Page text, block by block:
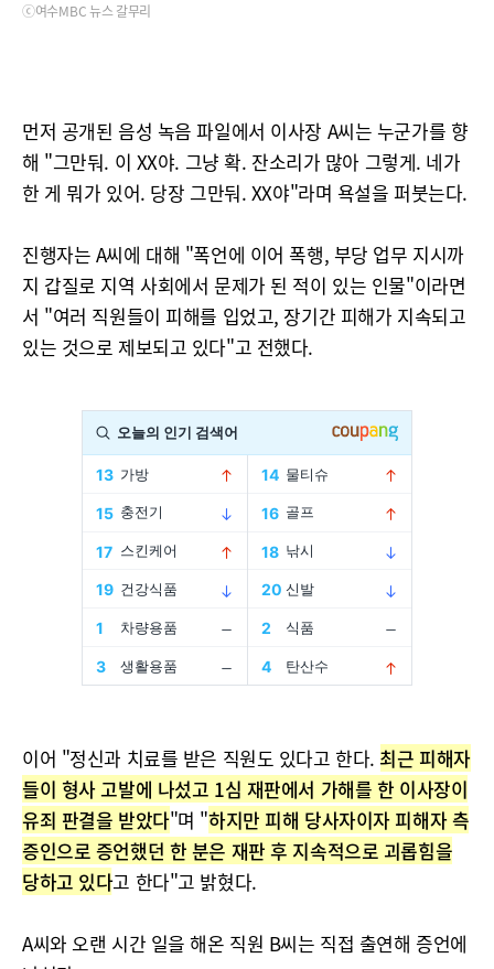
ⓒ여수MBC 뉴스 갈무리
먼저 공개된 음성 녹음 파일에서 이사장 A씨는 누군가를 향
해 "그만둬. 이 XX야. 그냥 확. 잔소리가 많아 그렇게. 네가
한 게 뭐가 있어. 당장 그만둬. XX야"라며 욕설을 퍼붓는다.
진행자는 A씨에 대해 "폭언에 이어 폭행, 부당 업무 지시까
지 갑질로 지역 사회에서 문제가 된 적이 있는 인물"이라면
서 "여러 직원들이 피해를 입었고, 장기간 피해가 지속되고
있는 것으로 제보되고 있다"고 전했다.
이어 "정신과 치료를 받은 직원도 있다고 한다. 최근 피해자
들이 형사 고발에 나섰고 1심 재판에서 가해를 한 이사장이
유죄 판결을 받았다"며 "하지만 피해 당사자이자 피해자 측
증인으로 증언했던 한 분은 재판 후 지속적으로 괴롭힘을
당하고 있다고 한다"고 밝혔다.
A씨와 오랜 시간 일을 해온 직원 B씨는 직접 출연해 증언에